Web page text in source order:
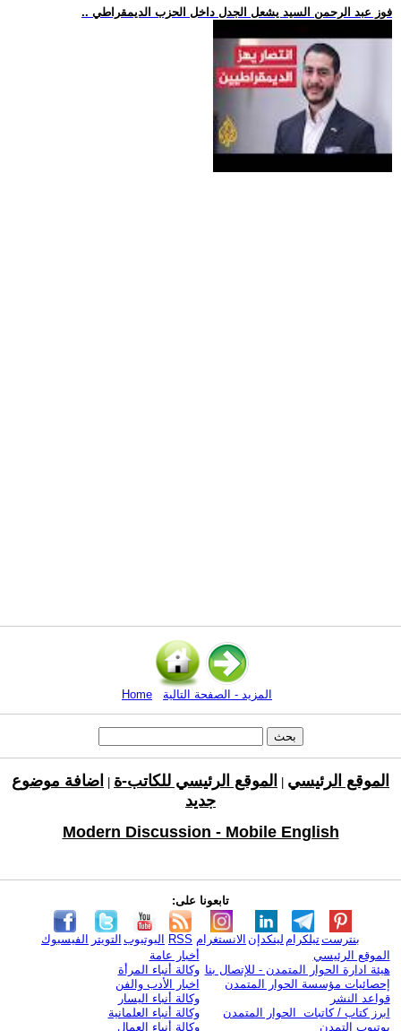
.. فوز عبد الرحمن السيد يشعل الجدل داخل الحزب الديمقراطي
Home المزيد - الصفحة التالية
الموقع الرئيسي الموقع الرئيسي للكاتب-ة
اضافة موضوع
جديد
Modern Discussion - Mobile English
تابعونا على:
الفيسبوك التويتر اليوتيوب RSS الانستغرام لينكدإن تيلكرامبنترست
الموقع الرئيسي
هيئة ادارة الحوار المتمدن - للإتصال بنا
إحصائيات مؤسسة الحوار المتمدن
قواعد النشر
ابرز كتاب / كاتبات الحوار المتمدن
يوتيوب التمدن
أخبار عامة
وكالة أنباء المرأة
اخبار الأدب والفن
وكالة أنباء اليسار
وكالة أنباء العلمانية
وكالة أنباء العمال